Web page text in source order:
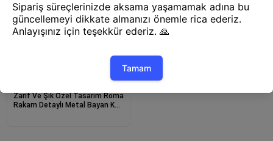
Zarif Ve Şık Özel Tasarım Roma
Rakam Detaylı Metal Bayan Kol